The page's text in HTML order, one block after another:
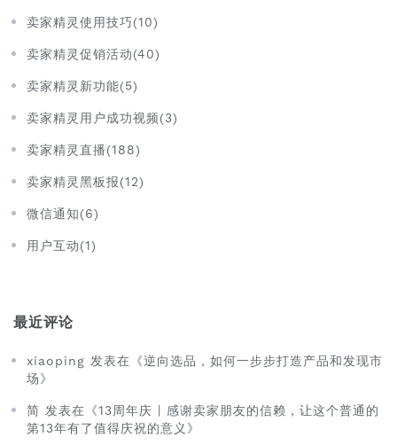
卖家精灵使用技巧(10)
卖家精灵促销活动(40)
卖家精灵新功能(5)
卖家精灵用户成功视频(3)
卖家精灵直播(188)
卖家精灵黑板报(12)
微信通知(6)
用户互动(1)
最近评论
xiaoping 发表在《逆向选品，如何一步步打造产品和发现市
场》
简 发表在《13周年庆 | 感谢卖家朋友的信赖，让这个普通的
第13年有了值得庆祝的意义》